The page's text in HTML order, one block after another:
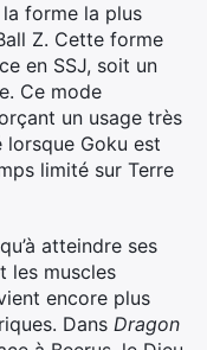
forme la plus
Z. Cette forme
en SSJ, soit un
Ce mode
un usage très
lorsque Goku est
limité sur Terre
atteindre ses
les muscles
encore plus
Dans Dragon